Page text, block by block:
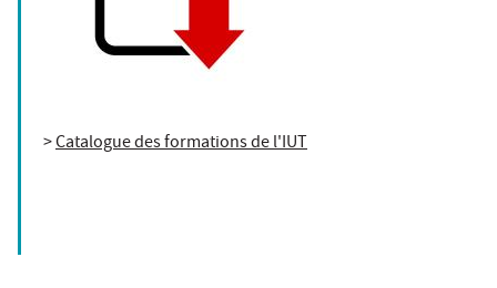
>Catalogue des formations de l'IUT